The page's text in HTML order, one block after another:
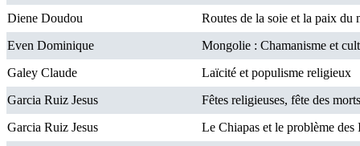
Diene Doudou
Routes de la soie et la paix du
Even Dominique
Mongolie : Chamanisme et
Galey Claude
Laïcité et populisme religieux
Garcia Ruiz Jesus
Fêtes religieuses, fête des
Garcia Ruiz Jesus
Le Chiapas et le problème des